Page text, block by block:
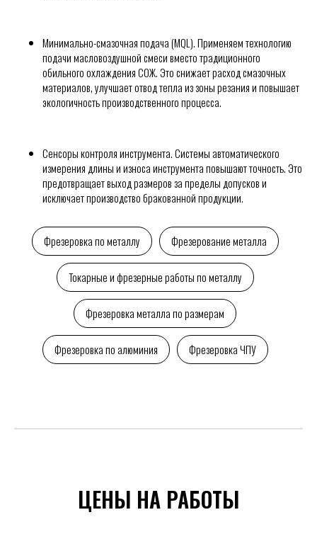
Минимально-смазочная подача (MQL). Применяем технологию
подачи масловоздушной смеси вместо традиционного
обильного охлаждения СОЖ. Это снижает расход смазочных
материалов, улучшает отвод тепла из зоны резания и повышает
экологичность производственного процесса.
Сенсоры контроля инструмента. Системы автоматического
измерения длины и износа инструмента повышают точность. Это
предотвращает выход размеров за пределы допусков и
исключает производство бракованной продукции.
Фрезеровка по металлу Фрезерование металла
Токарные и фрезерные работы по металлу
Фрезеровка металла по размерам
Фрезеровка по алюминия Фрезеровка ЧПУ
ЦЕНЫ НА РАБОТЫ